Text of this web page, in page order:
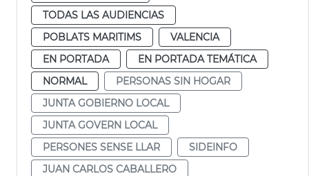
TODAS LAS AUDIENCIAS
POBLATS MARITIMS
VALENCIA
EN PORTADA
EN PORTADA TEMÁTICA
NORMAL
PERSONAS SIN HOGAR
JUNTA GOBIERNO LOCAL
JUNTA GOVERN LOCAL
PERSONES SENSE LLAR
SIDEINFO
JUAN CARLOS CABALLERO